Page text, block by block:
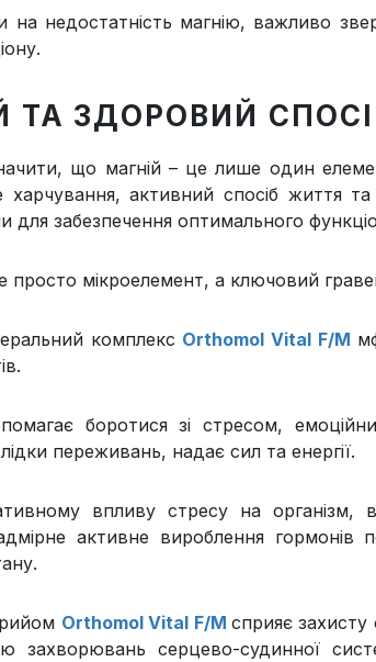
на недостатність магнію, важливо
ТА ЗДОРОВИЙ
що магній – це лише один
харчування, активний спосіб життя
для забезпечення оптимального
просто мікроелемент, а ключовий
комплекс Orthomol Vital F/M
боротися зі стресом,
переживань, надає сил та енергії.
впливу стресу на організм,
активне вироблення
Orthomol Vital F/M сприяє захисту
захворювань серцево-судинної